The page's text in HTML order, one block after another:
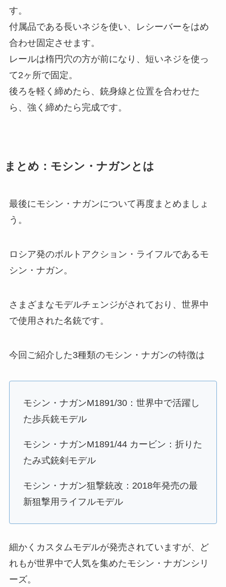
す。
付属品である長いネジを使い、レシーバーをはめ
合わせ固定させます。
レールは楕円穴の方が前になり、短いネジを使っ
て2ヶ所で固定。
後ろを軽く締めたら、銃身線と位置を合わせた
ら、強く締めたら完成です。
まとめ：モシン・ナガンとは
最後にモシン・ナガンについて再度まとめましょ
う。
ロシア発のボルトアクション・ライフルであるモ
シン・ナガン。
さまざまなモデルチェンジがされており、世界中
で使用された名銃です。
今回ご紹介した3種類のモシン・ナガンの特徴は
モシン・ナガンM1891/30：世界中で活躍し
た歩兵銃モデル
モシン・ナガンM1891/44 カービン：折りた
たみ式銃剣モデル
モシン・ナガン狙撃銃改：2018年発売の最
新狙撃用ライフルモデル
細かくカスタムモデルが発売されていますが、ど
れもが世界中で人気を集めたモシン・ナガンシリ
ーズ。